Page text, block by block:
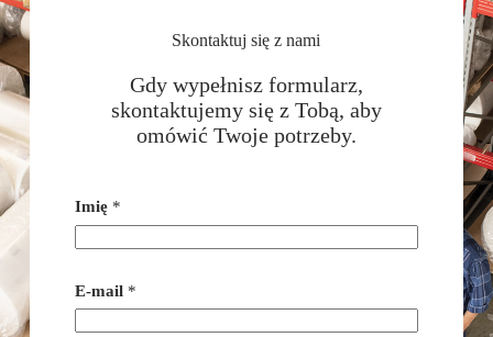
Skontaktuj się z nami
Gdy wypełnisz formularz,
skontaktujemy się z Tobą, aby
omówić Twoje potrzeby.
Imię *
E-mail *